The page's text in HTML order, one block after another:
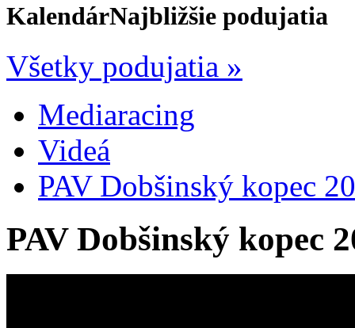
KalendárNajbližšie podujatia
Všetky podujatia »
Mediaracing
Videá
PAV Dobšinský kopec
PAV Dobšinský kopec